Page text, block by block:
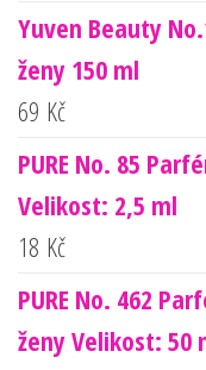
Yuven Beauty
ženy 150 ml
69 Kč
PURE No. 85
Velikost: 2,5 ml
18 Kč
PURE No. 462
ženy Velikost: 50